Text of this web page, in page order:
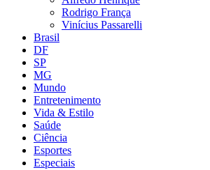
Rodrigo França
Vinícius Passarelli
Brasil
DF
SP
MG
Mundo
Entretenimento
Vida & Estilo
Saúde
Ciência
Esportes
Especiais